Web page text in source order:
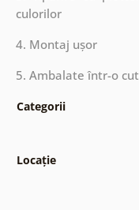
culorilor
4. Montaj ușor
5. Ambalate într-o
Categorii
Locație